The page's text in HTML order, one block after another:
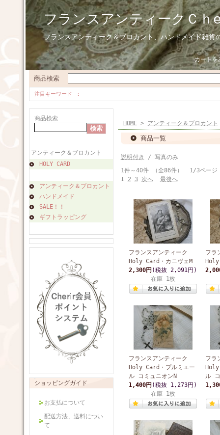
フランスアンティークＣｈ
フランスアンティーク＆ブロカント、ハンドメイド雑貨
カートを
商品検索
注目キーワード
商品検索
アンティーク＆ブロカント
HOLY CARD
アンティーク＆ブロカント
ハンドメイド
SALE！！
ギフトラッピング
ショッピングガイド
お支払について
配送方法、送料につい
て
HOME> アンティーク＆ブロカント
商品一覧
説明付き
/ 写真のみ
1件～40件 （全86件） 1/3ページ
1
2 3 次へ 最後へ
フランスアンティーク
Holy Card・カニヴェM
2,300円 (税抜 2,091円)
在庫 1枚
フラ
Holy
フランスアンティーク
Holy Card・プルミエー
ル コミュニオンN
1,400円 (税抜 1,273円)
在庫 1枚
フラ
Holy
ル